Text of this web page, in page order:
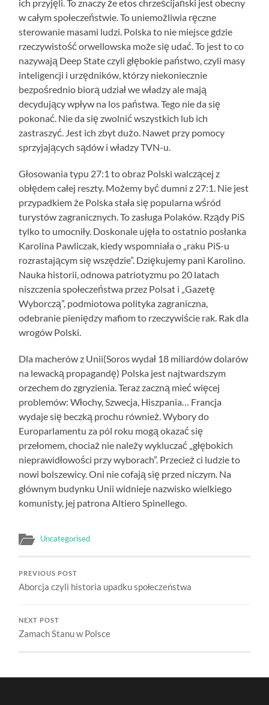
ich przyjęli. To znaczy że etos chrześcijański jest obecny
w całym społeczeństwie. To uniemożliwia ręczne
sterowanie masami ludzi. Polska to nie miejsce gdzie
rzeczywistość orwellowska może się udać. To jest to co
nazywają Deep State czyli głębokie państwo, czyli masy
inteligencji i urzędników, którzy niekoniecznie
bezpośrednio biorą udział we władzy ale mają
decydujący wpływ na los państwa. Tego nie da się
pokonać. Nie da się zwolnić wszystkich lub ich
zastraszyć. Jest ich zbyt dużo. Nawet przy pomocy
sprzyjających sądów i władzy TVN-u.
Głosowania typu 27:1 to obraz Polski walczącej z
obłędem całej reszty. Możemy być dumni z 27:1. Nie jest
przypadkiem że Polska stała się popularna wśród
turystów zagranicznych. To zasługa Polaków. Rządy PiS
tylko to umocniły. Doskonale ujęła to ostatnio posłanka
Karolina Pawliczak, kiedy wspomniała o „raku PiS-u
rozrastającym się wszędzie”. Dziękujemy pani Karolino.
Nauka historii, odnowa patriotyzmu po 20 latach
niszczenia społeczeństwa przez Polsat i „Gazetę
Wyborczą”, podmiotowa polityka zagraniczna,
odebranie pieniędzy mafiom to rzeczywiście rak. Rak dla
wrogów Polski.
Dla macherów z Unii(Soros wydał 18 miliardów dolarów
na lewacką propagandę) Polska jest najtwardszym
orzechem do zgryzienia. Teraz zaczną mieć więcej
problemów: Włochy, Szwecja, Hiszpania… Francja
wydaje się beczką prochu również. Wybory do
Europarlamentu za pól roku mogą okazać się
przełomem, chociaż nie należy wykluczać „głębokich
nieprawidłowości przy wyborach”. Przecież ci ludzie to
nowi bolszewicy. Oni nie cofają się przed niczym. Na
głównym budynku Unii widnieje nazwisko wielkiego
komunisty, jej patrona Altiero Spinellego.
Uncategorised
PREVIOUS POST
Aborcja czyli historia upadku społeczeństwa
NEXT POST
Zamach Stanu w Polsce